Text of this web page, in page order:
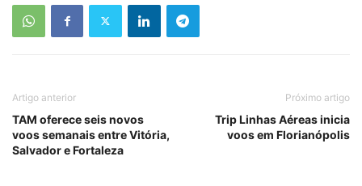
Artigo anterior
TAM oferece seis novos
voos semanais entre Vitória,
Salvador e Fortaleza
Próximo artigo
Trip Linhas Aéreas inicia
voos em Florianópolis